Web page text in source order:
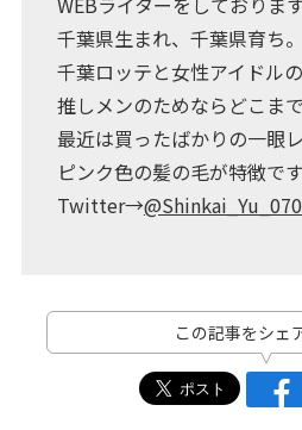
千葉県生まれ、千葉県育ち。
千葉ロッテと女性アイドル
推しメンのためならどこま
最近は買ったばかりの一眼
Twitter→
この記事をシェ